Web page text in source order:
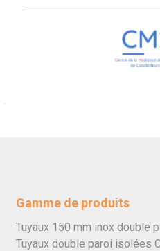
Gamme de produits
Tuyaux 150 mm inox double
Tuyaux double paroi isolées